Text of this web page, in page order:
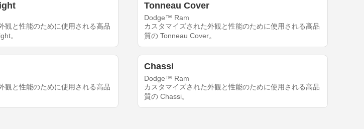
観と性能のために使用される高品
。
Tonneau Cover
Dodge™ Ram
カスタマイズされた外観と性能のために使用される高品
質の Tonneau Cover。
観と性能のために使用される高品
Chassi
Dodge™ Ram
カスタマイズされた外観と性能のために使用される高品
質の Chassi。